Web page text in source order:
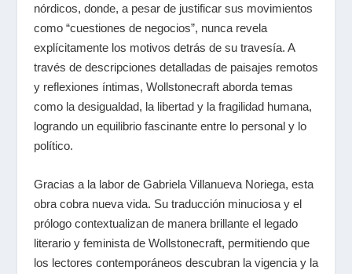
nórdicos, donde, a pesar de justificar sus movimientos
como “cuestiones de negocios”, nunca revela
explícitamente los motivos detrás de su travesía. A
través de descripciones detalladas de paisajes remotos
y reflexiones íntimas, Wollstonecraft aborda temas
como la desigualdad, la libertad y la fragilidad humana,
logrando un equilibrio fascinante entre lo personal y lo
político.
Gracias a la labor de Gabriela Villanueva Noriega, esta
obra cobra nueva vida. Su traducción minuciosa y el
prólogo contextualizan de manera brillante el legado
literario y feminista de Wollstonecraft, permitiendo que
los lectores contemporáneos descubran la vigencia y la